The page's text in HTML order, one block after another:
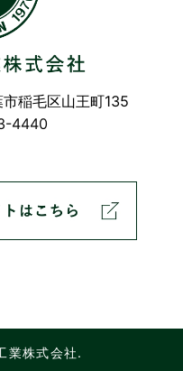
稲毛区山王町135
4440
株式会社.